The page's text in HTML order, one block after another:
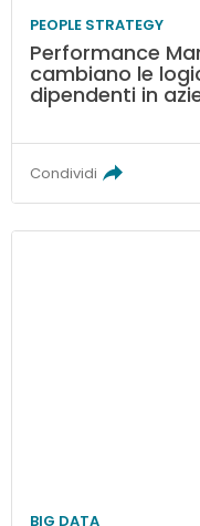
PEOPLE STRATEGY
Performance
cambiano le
dipendenti in
Condividi
BIG DATA